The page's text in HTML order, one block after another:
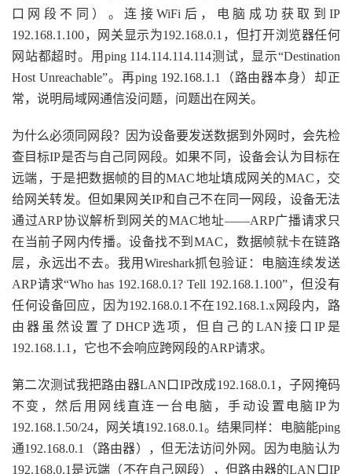
口网段不同）。连接WiFi后，电脑成功获取到IP
192.168.1.100，网关显示为192.168.0.1，但打开浏览器任何
网站都超时。用ping 114.114.114.114测试，显示“Destination
Host Unreachable”。再ping 192.168.1.1（路由器本身）却正
常，说明局域网通信没问题，问题出在网关。
为什么必须同网段？因为设备要发送数据到外网时，会先检
查目标IP是否与自己同网段。如果不同，设备会认为目标在
远端，于是把数据帧的目的MAC地址填成网关的MAC，交
给网关转发。但如果网关IP和自己不在同一网段，设备无法
通过ARP协议解析到网关的MAC地址——ARP广播请求只
在当前子网内传播。设备找不到MAC，数据帧就卡在链路
层，永远出不去。我用Wireshark抓包验证：电脑连续发送
ARP请求“Who has 192.168.0.1? Tell 192.168.1.100”，但没有
任何设备回应，因为192.168.0.1不在192.168.1.x网段内，路
由器虽然设置了DHCP选项，但自己的LAN接口IP是
192.168.1.1，它也不会响应跨网段的ARP请求。
第二次测试我把路由器LAN口IP改成192.168.0.1，子网掩码
不变，然后用网线直连一台电脑，手动设置电脑IP为
192.168.1.50/24，网关填192.168.0.1。结果同样：电脑能ping
通192.168.0.1（路由器），但无法访问外网。因为电脑认为
192.168.0.1是远端（不在自己网段），但路由器的LAN口IP